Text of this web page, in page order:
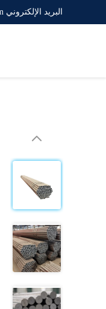
البريد الإلكتروني sale@sssteell.com